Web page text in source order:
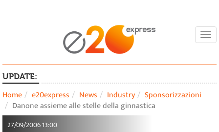
UPDATE:
Home e20express News Industry
Sponsorizzazioni
Danone assieme alle stelle della ginnastica
27/09/2006 13:00